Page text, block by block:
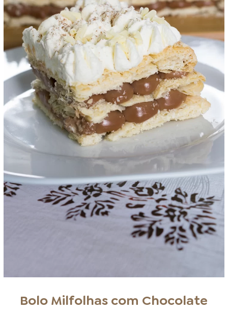
Bolo Milfolhas com Chocolate